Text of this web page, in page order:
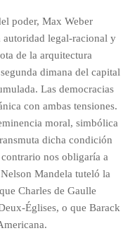
poder, Max Weber
legal-racional y
de la arquitectura
dimana del capital
Las democracias
con ambas tensiones.
moral, simbólica
dicha condición
nos obligaría a
Mandela tuteló la
Charles de Gaulle
Églises, o que Barack